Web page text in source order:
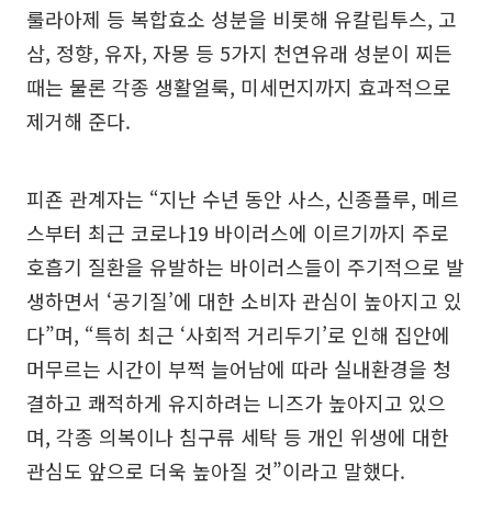
룰라아제 등 복합효소 성분을 비롯해 유칼립투스, 고
삼, 정향, 유자, 자몽 등 5가지 천연유래 성분이 찌든
때는 물론 각종 생활얼룩, 미세먼지까지 효과적으로
제거해 준다.
피죤 관계자는 “지난 수년 동안 사스, 신종플루, 메르
스부터 최근 코로나19 바이러스에 이르기까지 주로
호흡기 질환을 유발하는 바이러스들이 주기적으로 발
생하면서 ‘공기질’에 대한 소비자 관심이 높아지고 있
다”며, “특히 최근 ‘사회적 거리두기’로 인해 집안에
머무르는 시간이 부쩍 늘어남에 따라 실내환경을 청
결하고 쾌적하게 유지하려는 니즈가 높아지고 있으
며, 각종 의복이나 침구류 세탁 등 개인 위생에 대한
관심도 앞으로 더욱 높아질 것”이라고 말했다.